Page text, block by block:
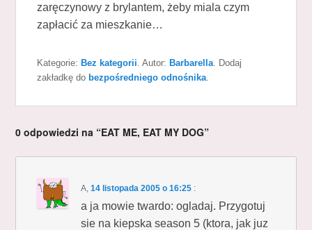
zaręczynowy z brylantem, żeby miala czym
zapłacić za mieszkanie…
Kategorie: Bez kategorii . Autor: Barbarella . Dodaj
zakładkę do bezpośredniego odnośnika
0 odpowiedzi na “EAT ME, EAT MY DOG”
A,14 listopada 2005 o 16:25 :
a ja mowie twardo: ogladaj. Przygotuj
sie na kiepska season 5 (ktora, jak juz